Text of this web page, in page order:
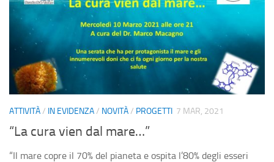
ATTIVITÀ/ IN EVIDENZA/ NOVITÀ/ PROGETTI 7 MAR, 2021
“La cura vien dal mare…”
“Il mare copre il 70% del pianeta e ospita l’80% degli esseri